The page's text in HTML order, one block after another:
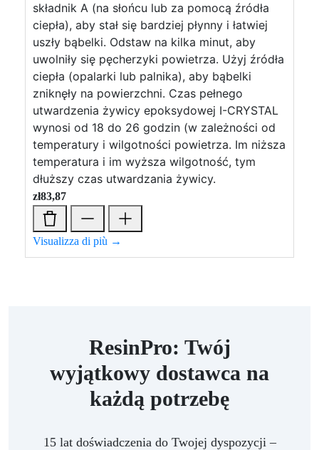
składnik A (na słońcu lub za pomocą źródła
ciepła), aby stał się bardziej płynny i łatwiej
uszły bąbelki. Odstaw na kilka minut, aby
uwolniły się pęcherzyki powietrza. Użyj źródła
ciepła (opalarki lub palnika), aby bąbelki
zniknęły na powierzchni. Czas pełnego
utwardzenia żywicy epoksydowej I-CRYSTAL
wynosi od 18 do 26 godzin (w zależności od
temperatury i wilgotności powietrza. Im niższa
temperatura i im wyższa wilgotność, tym
dłuższy czas utwardzania żywicy.
zł83,87
Visualizza di più →
ResinPro: Twój
wyjątkowy dostawca na
każdą potrzebę
15 lat doświadczenia do Twojej dyspozycji –